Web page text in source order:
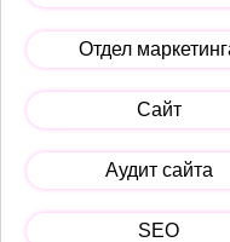
Отдел
Сайт
Аудит сайта
SEO